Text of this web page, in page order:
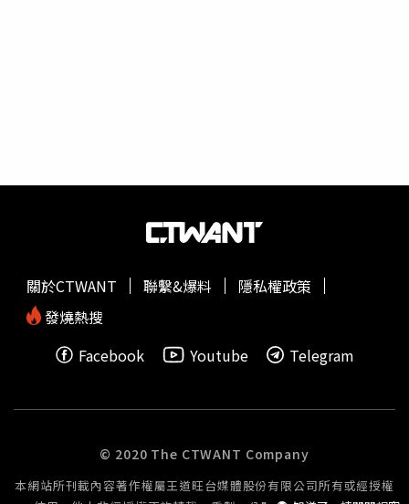
關於CTWANT 聯繫&爆料
隱私權政策
發燒熱搜
Facebook
Youtube Telegram
© 2020 The CTWANT Company
本網站所刊載內容著作權屬王道旺台媒體股份有限公司所有或經授權